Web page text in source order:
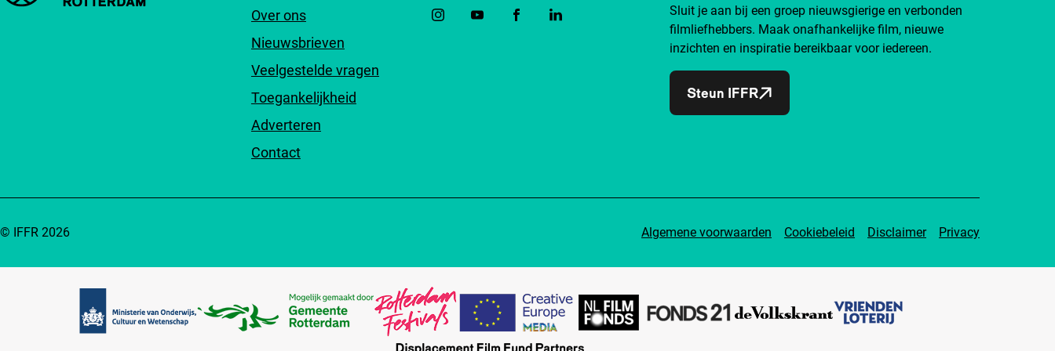
Over ons
Nieuwsbrieven
Veelgestelde vragen
Toegankelijkheid
Adverteren
Contact
Sluit je aan bij een groep nieuwsgierige en verbonden
filmliefhebbers. Maak onafhankelijke film, nieuwe
inzichten en inspiratie bereikbaar voor iedereen.
Steun IFFR
Algemene voorwaarden Cookiebeleid Disclaimer Privacy
© IFFR 2026